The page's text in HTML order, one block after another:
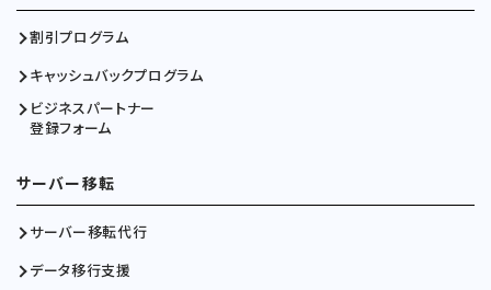
割引プログラム
キャッシュバックプログラム
ビジネスパートナー
登録フォーム
サーバー移転
サーバー移転代行
データ移行支援